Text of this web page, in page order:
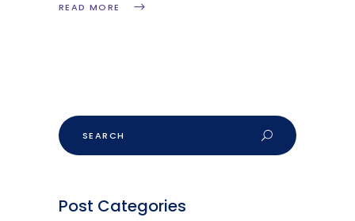
READ MORE
Search
Post Categories